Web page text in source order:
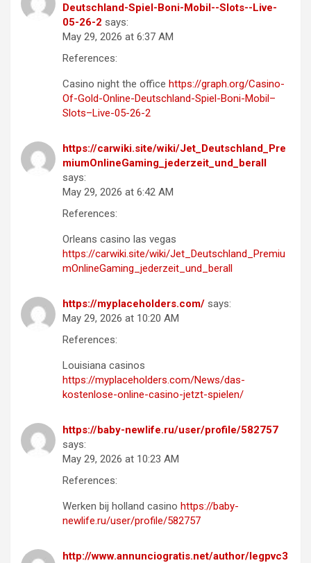
Deutschland-Spiel-Boni-Mobil--Slots--Live-
05-26-2 says:
May 29, 2026 at 6:37 AM
References:
Casino night the office https://graph.org/Casino-
Of-Gold-Online-Deutschland-Spiel-Boni-Mobil–
Slots–Live-05-26-2
https://carwiki.site/wiki/Jet_Deutschland_Pre
miumOnlineGaming_jederzeit_und_berall
says:
May 29, 2026 at 6:42 AM
References:
Orleans casino las vegas
https://carwiki.site/wiki/Jet_Deutschland_Premiu
mOnlineGaming_jederzeit_und_berall
https://myplaceholders.com/ says:
May 29, 2026 at 10:20 AM
References:
Louisiana casinos
https://myplaceholders.com/News/das-
kostenlose-online-casino-jetzt-spielen/
https://baby-newlife.ru/user/profile/582757
says:
May 29, 2026 at 10:23 AM
References:
Werken bij holland casino https://baby-
newlife.ru/user/profile/582757
http://www.annunciogratis.net/author/legpvc3